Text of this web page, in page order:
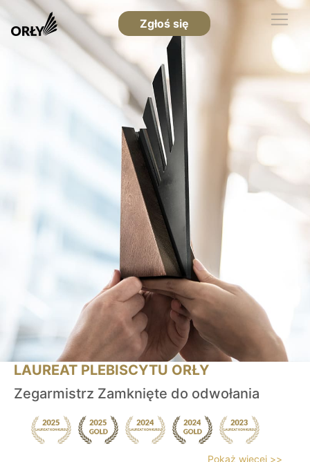
Zgłoś się
LAUREAT PLEBISCYTU ORŁY
Zegarmistrz Zamknięte do odwołania
Pokaż więcej >>